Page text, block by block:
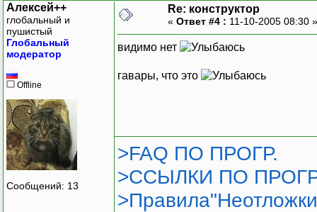
Алексей++
глобальный и
пушистый
Глобальный
модератор
Offline
Сообщений: 13
Re: конструктор
« Ответ #4 : 11-10-2005 08:30
видимо нет
гавары, что это
>FAQ ПО ПРОГР.
>ССЫЛКИ ПО